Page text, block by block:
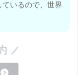
いるので、世界